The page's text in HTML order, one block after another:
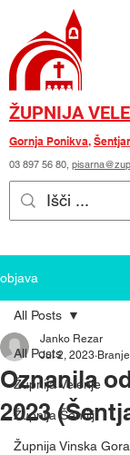
ŽUPNIJA
Gornja Ponikva,
03 897 56 80,
objava
All Posts
Župnija Velenje
Župnija Šentilj
Župnija Vinska Gora
All Posts
Oznanila
2023
Janko Rezar
Jul 2, 2023